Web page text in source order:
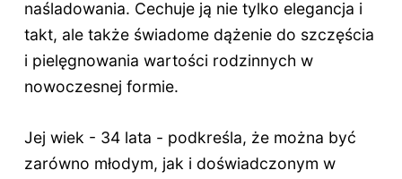
naśladowania. Cechuje ją nie tylko elegancja i
takt, ale także świadome dążenie do szczęścia
i pielęgnowania wartości rodzinnych w
nowoczesnej formie.
Jej wiek - 34 lata - podkreśla, że można być
zarówno młodym, jak i doświadczonym w